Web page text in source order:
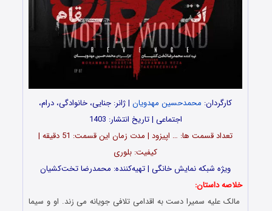
کارگردان: محمدحسین مهدویان | ژانر: جنایی، خانوادگی، درام،
اجتماعی | تاریخ انتشار: 1403
تعداد قسمت‌ ها: … اپیزود | مدت زمان این قسمت: 51 دقیقه |
کیفیت: بلوری
ویژه شبکه نمایش خانگی | تهیه‌کننده: محمدرضا تخت‌کشیان
خلاصه داستان:
مالک علیه سمیرا دست به اقدامی تلافی جویانه می زند. او و سیما